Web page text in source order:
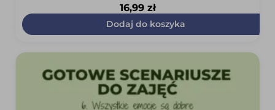
16,99 zł
Dodaj do koszyka